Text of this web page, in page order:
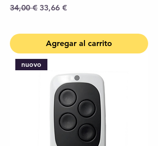
Precio
34,00 € Precio de oferta
33,66 €
Agregar al carrito
nuovo